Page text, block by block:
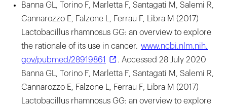
Banna GL, Torino F, Marletta F, Santagati M, Salemi R,
Cannarozzo E, Falzone L, Ferrau F, Libra M (2017)
Lactobacillus rhamnosus GG: an overview to explore
the rationale of its use in cancer. ​www.​ncbi.​nlm.​nih.​
gov/​pubmed/​28919861
. Accessed 28 July 2020
Banna GL, Torino F, Marletta F, Santagati M, Salemi R,
Cannarozzo E, Falzone L, Ferrau F, Libra M (2017)
Lactobacillus rhamnosus GG: an overview to explore